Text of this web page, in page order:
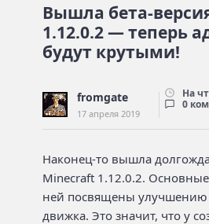
Вышла бета-
1.12.0.2 — теперь
будут крутыми!
fromgate
17 апреля 2019
На
0
Наконец-то вышла
Minecraft 1.12.0.2.
ней посвящены улучшению
движка. Это значит, что у